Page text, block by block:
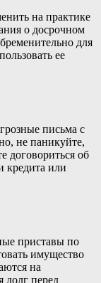
на практике
о досрочном
для
ее
письма с
не паникуйте,
договориться об
кредита или
приставы по
имущество
на
долг перед